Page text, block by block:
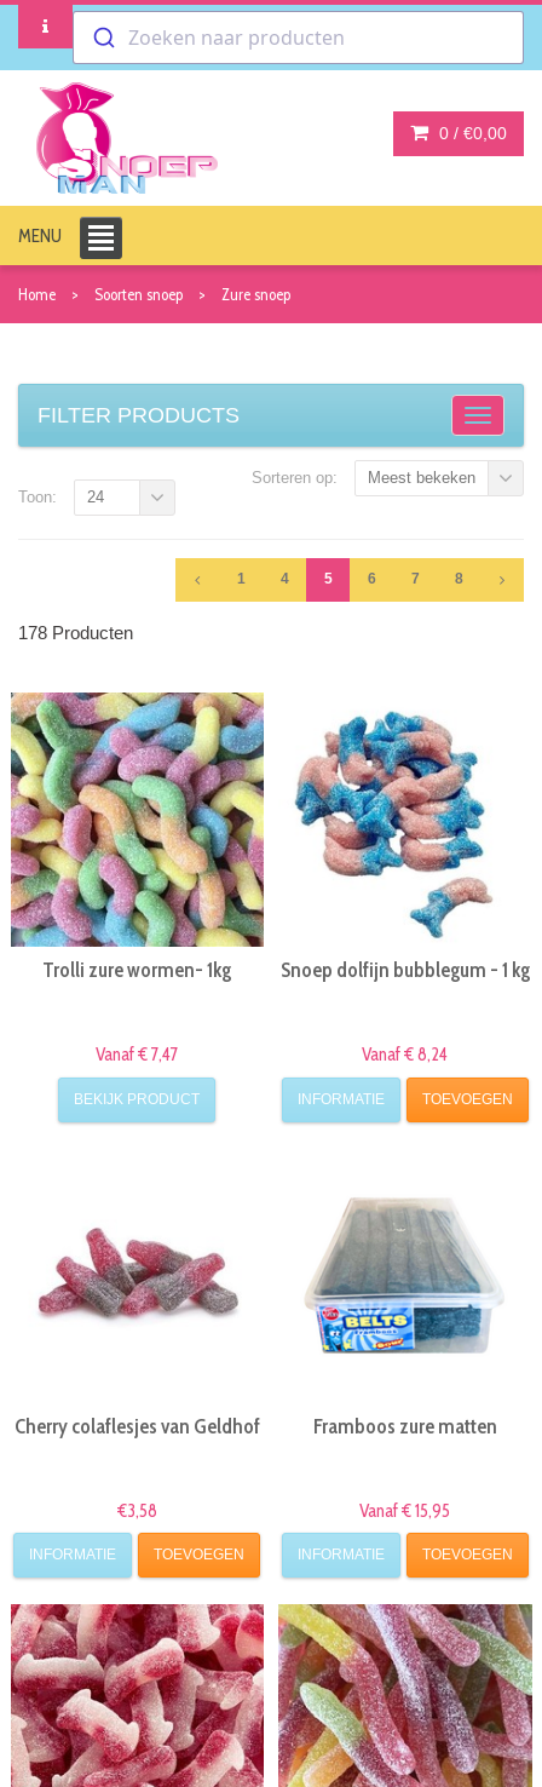
Zoeken naar producten
0 / €0,00
MENU
Home Soorten snoep Zure snoep
FILTER PRODUCTS
Sorteren op: Meest bekeken
1 4 5 6 7 8
Toon: 24
178 Producten
Trolli zure wormen- 1kg
Vanaf € 7,47
BEKIJK PRODUCT
Snoep dolfijn bubblegum - 1 kg
Vanaf € 8,24
INFORMATIE TOEVOEGEN
Cherry colaflesjes van Geldhof
€3,58
INFORMATIE TOEVOEGEN
Framboos zure matten
Vanaf € 15,95
INFORMATIE TOEVOEGEN